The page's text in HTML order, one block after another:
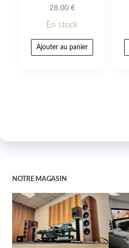
28.00 €
En stock
Ajouter au panier
NOTRE MAGASIN